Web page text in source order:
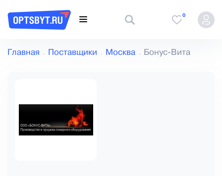
0
Главная Поставщики Москва Бонус-Вита